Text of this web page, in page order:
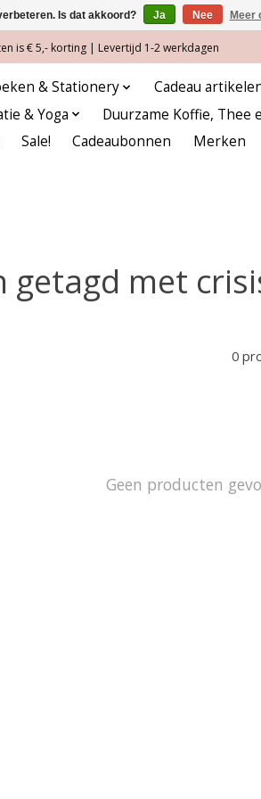
is € 5,- korting | Levertijd 1-2 werkdagen
& Stationery Cadeau
& Yoga Duurzame Koffie, Thee
Sale! Cadeaubonnen Merken
getagd met
0
Geen producten
Is dat akkoord? Ja Nee Meer